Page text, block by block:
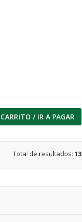
/ IR A PAGAR
Total de resultados: 13